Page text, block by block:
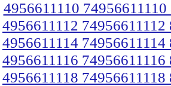
4956611110
4956611112 74956611112
4956611114 74956611114
4956611116 74956611116
4956611118 74956611118